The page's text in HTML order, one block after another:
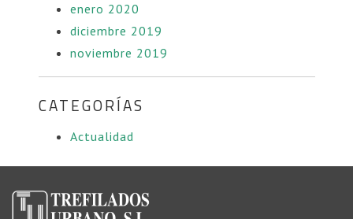
enero 2020
diciembre 2019
noviembre 2019
CATEGORÍAS
Actualidad